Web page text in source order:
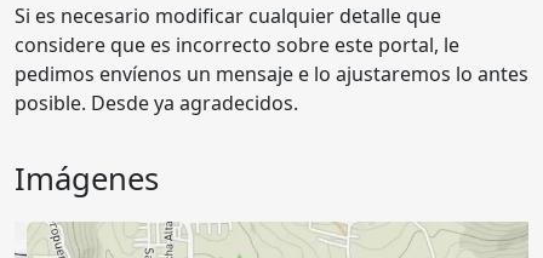
Si es necesario modificar cualquier detalle que
considere que es incorrecto sobre este portal, le
pedimos envíenos un mensaje e lo ajustaremos lo antes
posible. Desde ya agradecidos.
Imágenes